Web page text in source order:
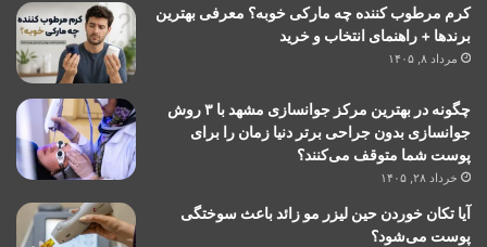
کرم مرطوب کننده چه مارکی خوبه؟ معرفی بهترین
برندها + راهنمای انتخاب و خرید
مرداد ۸, ۱۴۰۵
چگونه در بهترین مرکز جوانسازی مشهد با ۳ روش
جوانسازی بدون جراحی برتر دنیا زمان را برای
پوست شما متوقف می‌کنند؟
خرداد ۲۸, ۱۴۰۵
آیا تکان خوردن حین لیزر مو زائد باعث سوختگی
پوست می‌شود؟